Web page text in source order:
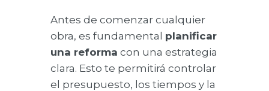
Antes de comenzar cualquier
obra, es fundamental planificar
una reforma con una estrategia
clara. Esto te permitirá controlar
el presupuesto, los tiempos y la